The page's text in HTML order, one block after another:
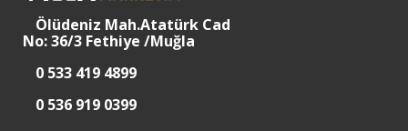
Ölüdeniz Mah.Atatürk Cad
No: 36/3 Fethiye /Muğla
0 533 419 4899
0 536 919 0399